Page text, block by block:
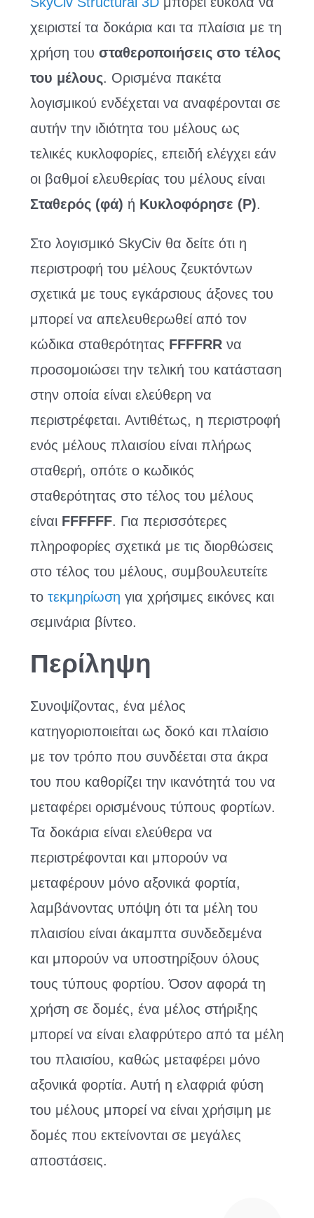
χειριστεί τα δοκάρια και τα πλαίσια με τη
χρήση του σταθεροποιήσεις στο τέλος
του μέλους. Ορισμένα πακέτα
λογισμικού ενδέχεται να αναφέρονται σε
αυτήν την ιδιότητα του μέλους ως
τελικές κυκλοφορίες, επειδή ελέγχει εάν
οι βαθμοί ελευθερίας του μέλους είναι
Σταθερός (φά) ή Κυκλοφόρησε (Ρ).
Στο λογισμικό SkyCiv θα δείτε ότι η
περιστροφή του μέλους ζευκτόντων
σχετικά με τους εγκάρσιους άξονες του
μπορεί να απελευθερωθεί από τον
κώδικα σταθερότητας FFFFRRνα
προσομοιώσει την τελική του κατάσταση
στην οποία είναι ελεύθερη να
περιστρέφεται. Αντιθέτως, η περιστροφή
ενός μέλους πλαισίου είναι πλήρως
σταθερή, οπότε ο κωδικός
σταθερότητας στο τέλος του μέλους
είναι FFFFFF. Για περισσότερες
πληροφορίες σχετικά με τις διορθώσεις
στο τέλος του μέλους, συμβουλευτείτε
το τεκμηρίωση για χρήσιμες εικόνες και
σεμινάρια βίντεο.
Περίληψη
Συνοψίζοντας, ένα μέλος
κατηγοριοποιείται ως δοκό και πλαίσιο
με τον τρόπο που συνδέεται στα άκρα
του που καθορίζει την ικανότητά του να
μεταφέρει ορισμένους τύπους φορτίων.
Τα δοκάρια είναι ελεύθερα να
περιστρέφονται και μπορούν να
μεταφέρουν μόνο αξονικά φορτία,
λαμβάνοντας υπόψη ότι τα μέλη του
πλαισίου είναι άκαμπτα συνδεδεμένα
και μπορούν να υποστηρίξουν όλους
τους τύπους φορτίου. Όσον αφορά τη
χρήση σε δομές, ένα μέλος στήριξης
μπορεί να είναι ελαφρύτερο από τα μέλη
του πλαισίου, καθώς μεταφέρει μόνο
αξονικά φορτία. Αυτή η ελαφριά φύση
του μέλους μπορεί να είναι χρήσιμη με
δομές που εκτείνονται σε μεγάλες
αποστάσεις.